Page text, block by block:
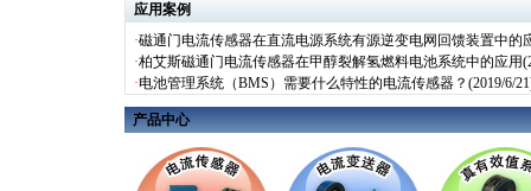
应用案例
·磁通门电流传感器在直流电源系统有源逆变电网回馈装置中的
·柏艾斯磁通门电流传感器在甲醇裂解氢燃料电池系统中的应用
·电池管理系统（BMS）需要什么特性的电流传感器？ (2019/6/
产品中心